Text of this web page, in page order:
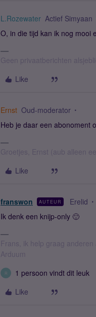
L.Rozewater Actief Simyaan
O, in die tijd kan ik nog mooi
Geen privaatberichten
Like
Ernst Oud-moderator
Heb je daar een abonoment
Groetjes, Ernst (aub alleen
Like
franswon AUTEUR Erelid
Ik denk een knijp-only 🙂
Frans, ik help graag
Arduum
R
1 persoon vindt dit leuk
Like